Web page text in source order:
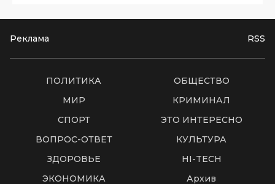
Реклама RSS
ПОЛИТИКА
ОБЩЕСТВО
МИР
КРИМИНАЛ
СПОРТ
ЭТО ИНТЕРЕСНО
ВОПРОС-ОТВЕТ
КУЛЬТУРА
ЗДОРОВЬЕ
HI-TECH
ЭКОНОМИКА
Архив